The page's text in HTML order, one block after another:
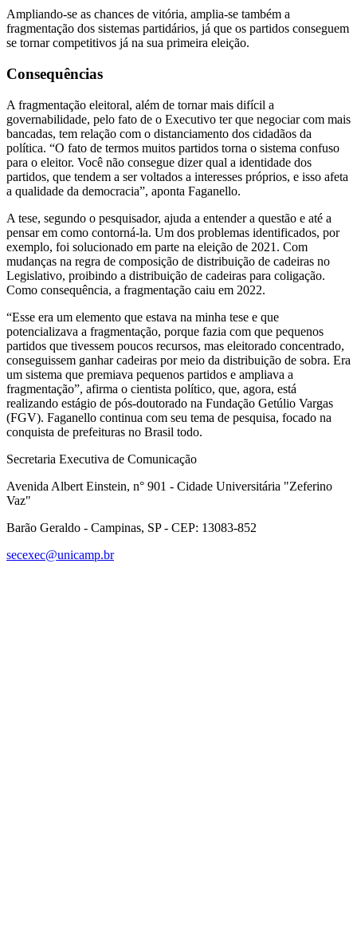
Ampliando-se as chances de vitória, amplia-se também a
fragmentação dos sistemas partidários, já que os partidos conseguem
se tornar competitivos já na sua primeira eleição.
Consequências
A fragmentação eleitoral, além de tornar mais difícil a
governabilidade, pelo fato de o Executivo ter que negociar com mais
bancadas, tem relação com o distanciamento dos cidadãos da
política. “O fato de termos muitos partidos torna o sistema confuso
para o eleitor. Você não consegue dizer qual a identidade dos
partidos, que tendem a ser voltados a interesses próprios, e isso afeta
a qualidade da democracia”, aponta Faganello.
A tese, segundo o pesquisador, ajuda a entender a questão e até a
pensar em como contorná-la. Um dos problemas identificados, por
exemplo, foi solucionado em parte na eleição de 2021. Com
mudanças na regra de composição de distribuição de cadeiras no
Legislativo, proibindo a distribuição de cadeiras para coligação.
Como consequência, a fragmentação caiu em 2022.
“Esse era um elemento que estava na minha tese e que
potencializava a fragmentação, porque fazia com que pequenos
partidos que tivessem poucos recursos, mas eleitorado concentrado,
conseguissem ganhar cadeiras por meio da distribuição de sobra. Era
um sistema que premiava pequenos partidos e ampliava a
fragmentação”, afirma o cientista político, que, agora, está
realizando estágio de pós-doutorado na Fundação Getúlio Vargas
(FGV). Faganello continua com seu tema de pesquisa, focado na
conquista de prefeituras no Brasil todo.
Secretaria Executiva de Comunicação
Avenida Albert Einstein, n° 901 - Cidade Universitária "Zeferino
Vaz"
Barão Geraldo - Campinas, SP - CEP: 13083-852
secexec@unicamp.br